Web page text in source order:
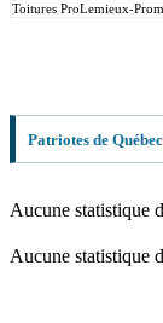
Toitures ProLemieux-
Patriotes de Québec
Aucune statistique
Aucune statistique